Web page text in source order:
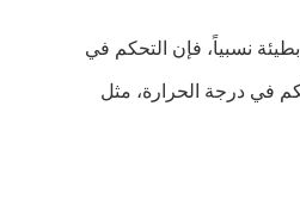
نسبياً، فإن التحكم في
في درجة الحرارة، مثل